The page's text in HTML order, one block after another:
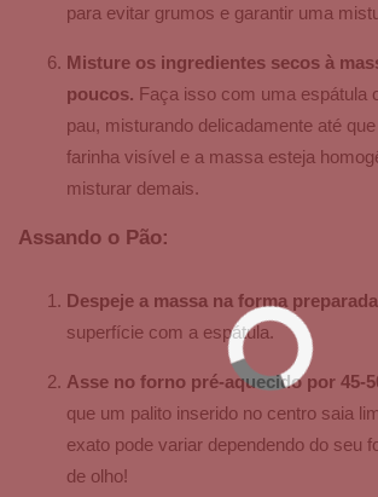
para evitar grumos e garantir uma
Misture os ingredientes secos à
poucos. Faça isso com uma espátula
pau, misturando delicadamente até
farinha visível e a massa esteja
misturar demais.
Assando o Pão:
Despeje a massa na forma preparada
superfície com a espátula.
Asse no forno pré-aquecido por 45-
que um palito inserido no centro saia
exato pode variar dependendo do seu
de olho!